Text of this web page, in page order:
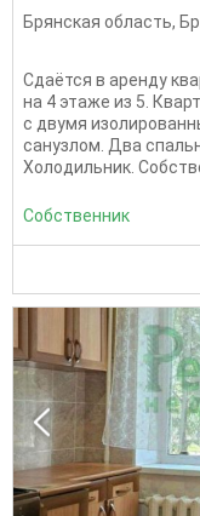
Брянская область,
Сдаётся в аренду
на 4 этаже из 5.
с двумя
санузлом. Два
Холодильник.
Собственник